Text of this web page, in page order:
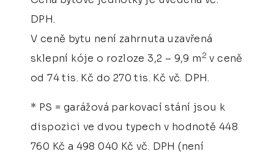
DPH.
V ceně bytu není zahrnuta uzavřená
sklepní kóje o rozloze 3,2 – 9,9 m 2 v ceně
od 74 tis. Kč do 270 tis. Kč vč. DPH.
* PS = garážová parkovací stání jsou k
dispozici ve dvou typech v hodnotě 448
760 Kč a 498 040 Kč vč. DPH (není